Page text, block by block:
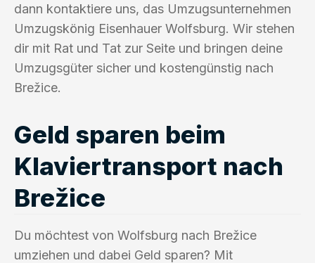
dann kontaktiere uns, das Umzugsunternehmen
Umzugskönig Eisenhauer Wolfsburg. Wir stehen
dir mit Rat und Tat zur Seite und bringen deine
Umzugsgüter sicher und kostengünstig nach
Brežice.
Geld sparen beim
Klaviertransport nach
Brežice
Du möchtest von Wolfsburg nach Brežice
umziehen und dabei Geld sparen? Mit